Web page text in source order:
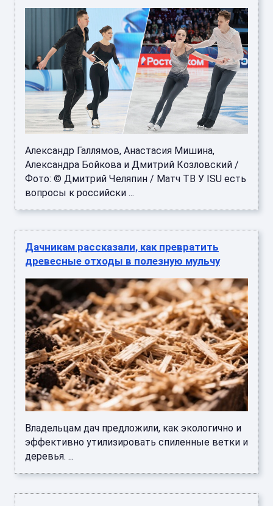
Александр Галлямов, Анастасия Мишина,
Александра Бойкова и Дмитрий Козловский /
Фото: © Дмитрий Челяпин / Матч ТВ У ISU есть
вопросы к российски ...
Дачникам рассказали, как превратить
древесные отходы в полезную мульчу
Владельцам дач предложили, как экологично и
эффективно утилизировать спиленные ветки и
деревья. ...